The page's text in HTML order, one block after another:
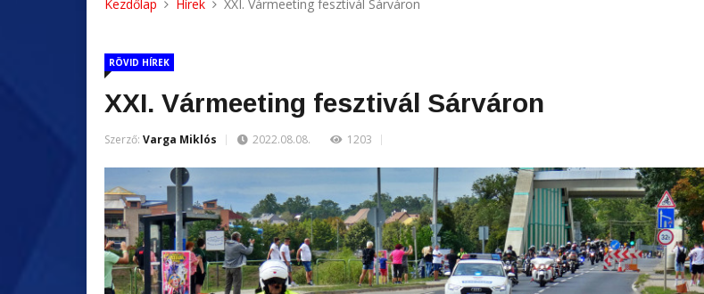
Kezdőlap Hírek XXI. Vármeeting fesztivál Sárváron
RÖVID HÍREK
XXI. Vármeeting fesztivál Sárváron
Szerző: Varga Miklós 2022.08.08. 1203